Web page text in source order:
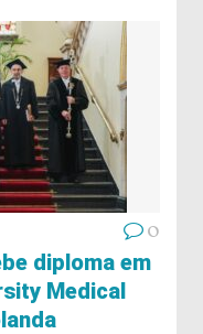
0
diploma em
Medical